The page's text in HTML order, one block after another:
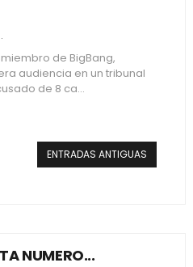
de BigBang,
audiencia en un tribunal
de 8 ca...
ENTRADAS ANTIGUAS
NUMERO...